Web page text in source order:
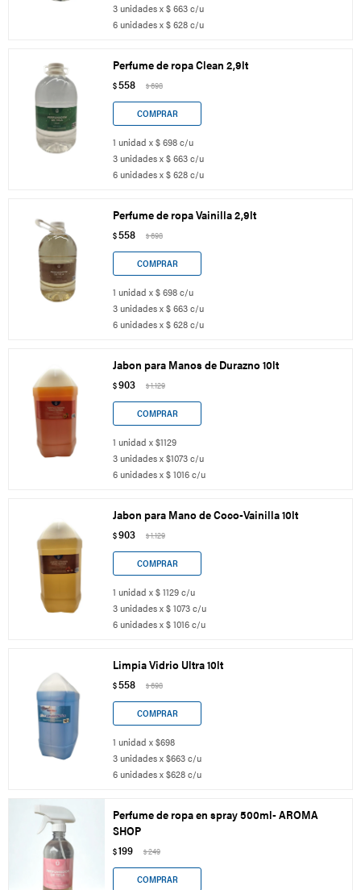
3 unidades x $ 663 c/u
6 unidades x $ 628 c/u
Perfume de ropa Clean 2,9lt
$558 $698
1 unidad x $ 698 c/u
3 unidades x $ 663 c/u
6 unidades x $ 628 c/u
Perfume de ropa Vainilla 2,9lt
$558 $698
1 unidad x $ 698 c/u
3 unidades x $ 663 c/u
6 unidades x $ 628 c/u
Jabon para Manos de Durazno 10lt
$903 $1.129
1 unidad x $1129
3 unidades x $1073 c/u
6 unidades x $ 1016 c/u
Jabon para Mano de Coco-Vainilla 10lt
$903 $1.129
1 unidad x $ 1129 c/u
3 unidades x $ 1073 c/u
6 unidades x $ 1016 c/u
Limpia Vidrio Ultra 10lt
$558 $698
1 unidad x $698
3 unidades x $663 c/u
6 unidades x $628 c/u
Perfume de ropa en spray 500ml- AROMA
SHOP
$199 $249